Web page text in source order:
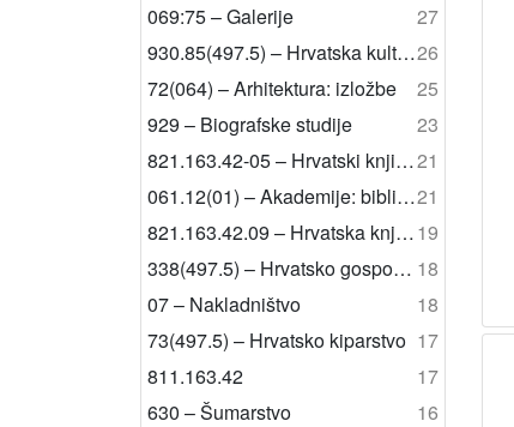
069:75 – Galerije
27
930.85(497.5) – Hrvatska kulturna povijest26
72(064) – Arhitektura: izložbe
25
929 – Biografske studije
23
821.163.42-05 – Hrvatski književnici21
061.12(01) – Akademije: bibliografije i katalozi21
821.163.42.09 – Hrvatska književnost: studije i kritike19
338(497.5) – Hrvatsko gospodarstvo 18
07 – Nakladništvo
18
73(497.5) – Hrvatsko kiparstvo 17
811.163.42
17
630 – Šumarstvo
16